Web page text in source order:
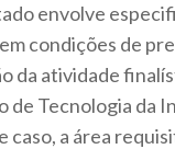
envolve
condições de
da atividade
Tecnologia da
caso, a área